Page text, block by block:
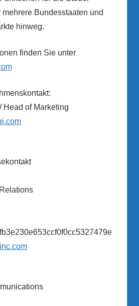
Bundesstaaten und
hinweg.
finden Sie unter
Head of Marketing